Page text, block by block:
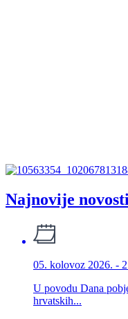
Najnovije novosti
05. kolovoz 2026. -
U povodu Dana
hrvatskih...